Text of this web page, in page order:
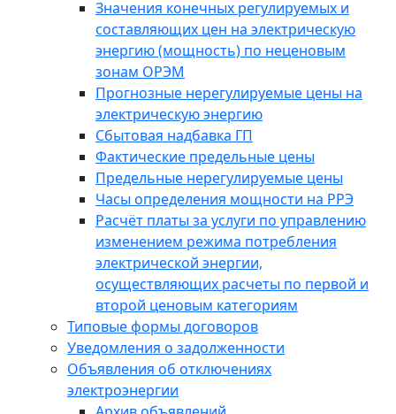
Значения конечных регулируемых и
составляющих цен на электрическую
энергию (мощность) по неценовым
зонам ОРЭМ
Прогнозные нерегулируемые цены на
электрическую энергию
Сбытовая надбавка ГП
Фактические предельные цены
Предельные нерегулируемые цены
Часы определения мощности на РРЭ
Расчёт платы за услуги по управлению
изменением режима потребления
электрической энергии,
осуществляющих расчеты по первой и
второй ценовым категориям
Типовые формы договоров
Уведомления о задолженности
Объявления об отключениях
электроэнергии